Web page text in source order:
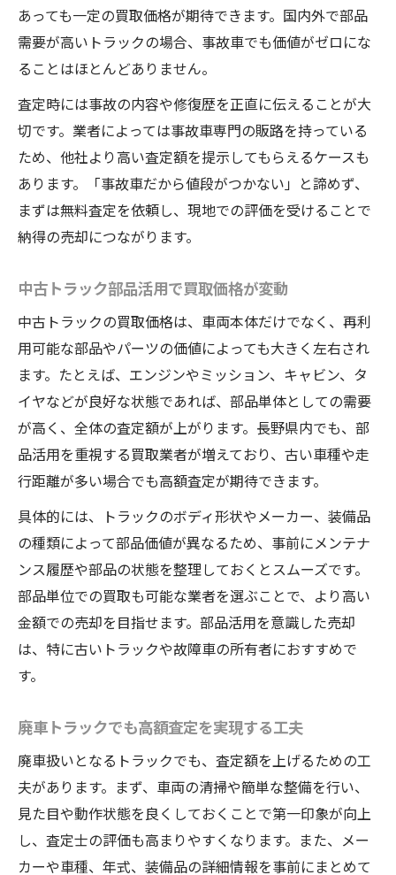
あっても一定の買取価格が期待できます。国内外で部品
需要が高いトラックの場合、事故車でも価値がゼロにな
ることはほとんどありません。
査定時には事故の内容や修復歴を正直に伝えることが大
切です。業者によっては事故車専門の販路を持っている
ため、他社より高い査定額を提示してもらえるケースも
あります。「事故車だから値段がつかない」と諦めず、
まずは無料査定を依頼し、現地での評価を受けることで
納得の売却につながります。
中古トラック部品活用で買取価格が変動
中古トラックの買取価格は、車両本体だけでなく、再利
用可能な部品やパーツの価値によっても大きく左右され
ます。たとえば、エンジンやミッション、キャビン、タ
イヤなどが良好な状態であれば、部品単体としての需要
が高く、全体の査定額が上がります。長野県内でも、部
品活用を重視する買取業者が増えており、古い車種や走
行距離が多い場合でも高額査定が期待できます。
具体的には、トラックのボディ形状やメーカー、装備品
の種類によって部品価値が異なるため、事前にメンテナ
ンス履歴や部品の状態を整理しておくとスムーズです。
部品単位での買取も可能な業者を選ぶことで、より高い
金額での売却を目指せます。部品活用を意識した売却
は、特に古いトラックや故障車の所有者におすすめで
す。
廃車トラックでも高額査定を実現する工夫
廃車扱いとなるトラックでも、査定額を上げるための工
夫があります。まず、車両の清掃や簡単な整備を行い、
見た目や動作状態を良くしておくことで第一印象が向上
し、査定士の評価も高まりやすくなります。また、メー
カーや車種、年式、装備品の詳細情報を事前にまとめて